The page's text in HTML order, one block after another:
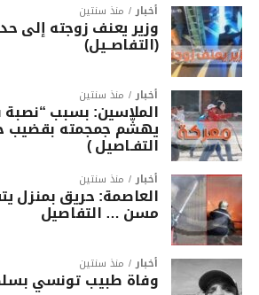
أخبار منذ سنتين
وزير يعنف زوجته إلى
(التفاصــيل)
أخبار منذ سنتين
الملاسين: بسبب
يهشّم جمجمته بقضيب
التفـاصيل )
أخبار منذ سنتين
العاصمة: حريق بمنزل
مسن … التفاصيل
أخبار منذ سنتين
وفاة طبيب تونسي